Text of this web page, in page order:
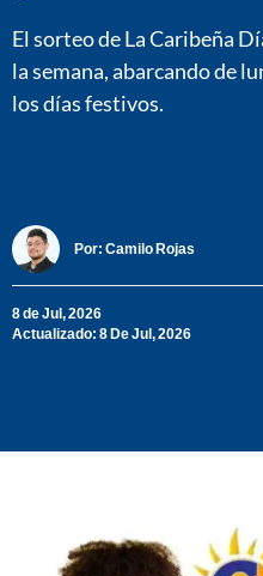
El sorteo de La Caribeña
la semana, abarcando de
los días festivos.
Por: Camilo Rojas
8 de Jul, 2026
Actualizado: 8 De Jul, 2026